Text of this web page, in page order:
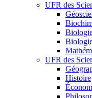
UFR des
UFR des
Histoire